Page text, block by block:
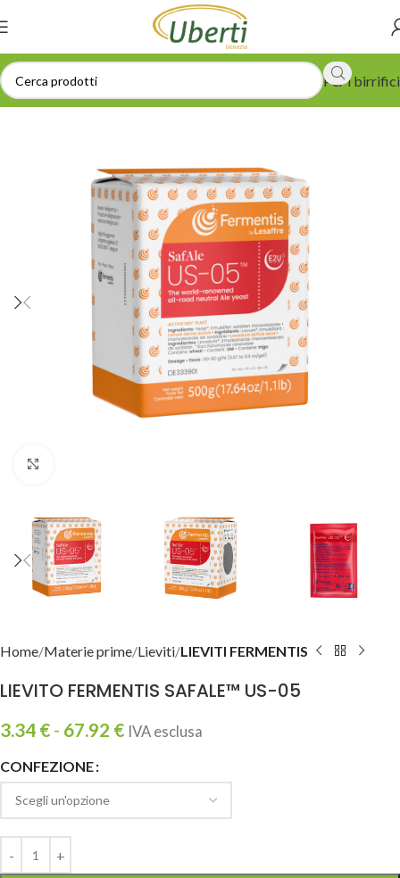
Per i birrifici
Home Materie prime Lieviti LIEVITI FERMENTIS
LIEVITO FERMENTIS SAFALE™ US-05
3.34 € - 67.92 € IVA esclusa
CONFEZIONE